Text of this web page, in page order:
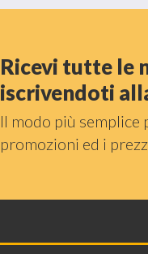
Ricevi tutte le
iscrivendoti
Il modo più semplice
promozioni ed i